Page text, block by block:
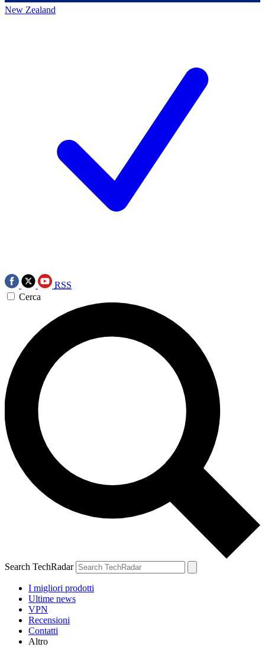
New Zealand
RSS
Cerca
Search TechRadar
I migliori prodotti
Ultime news
VPN
Recensioni
Contatti
Altro